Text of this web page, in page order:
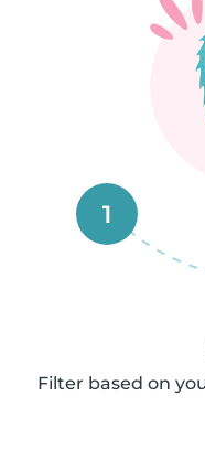
1
Filter based on